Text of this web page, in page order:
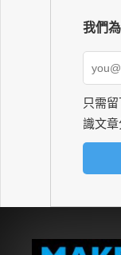
我們
只需
識文